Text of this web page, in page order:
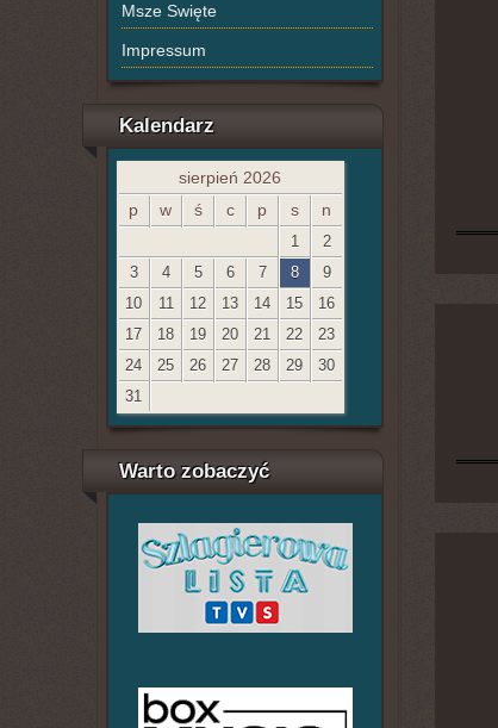
Msze Swięte
Impressum
Kalendarz
sierpień 2026
p
w ś c p s n
1
2
3
4 5 6 7 8
9
10
11 12 13 14 15
16
17
18 19 20 21 22
23
24
25 26 27 28 29
30
31
Warto zobaczyć